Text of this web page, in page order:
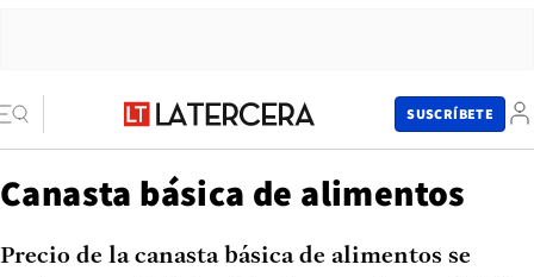
SUSCRÍBETE
Canasta básica de alimentos
Precio de la canasta básica de alimentos se